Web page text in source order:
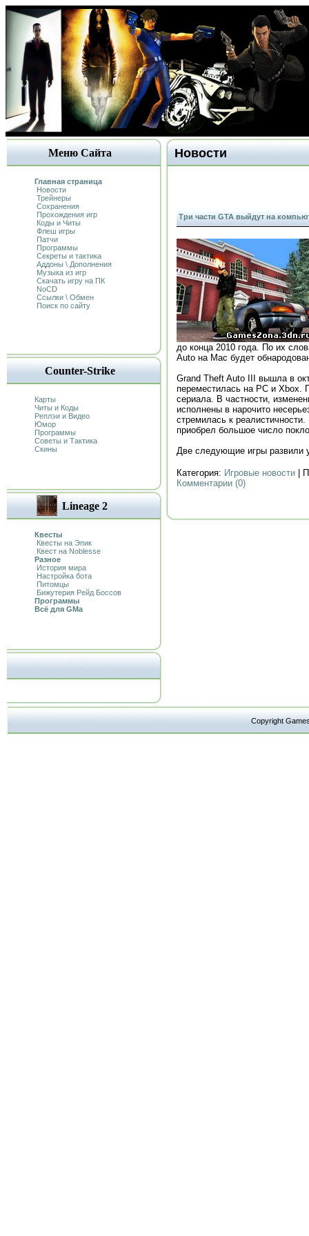
Меню Сайта
Главная страница
Новости
Трейнеры
Сохранения
Прохождения игр
Коды и Читы
Флеш игры
Патчи
Программы
Секреты и тактика
Аддоны \ Дополнения
Музыка из игр
Скачать игру на ПК
NoCD
Ссылки \ Обмен
Поиск по сайту
Counter-Strike
Карты
Читы и Коды
Реплэи и Видео
Юмор
Программы
Советы и Тактика
Скины
Lineage 2
Квесты
Квесты на Эпик
Квест на Noblesse
Разное
История мира
Настройка бота
Питомцы
Бижутерия Рейд Боссов
Программы
Всё для GMa
Новости
Три части GTA выйдут на
до конца 2010 года. По их
Auto на Mac будет
Grand Theft Auto III вышла в
переместилась на PC и Xbox.
сериала. В частности,
исполнены в нарочито
стремилась к
приобрел большое число
Две следующие игры развили
Категория: Игровые новости |
Комментарии (0)
Copyright